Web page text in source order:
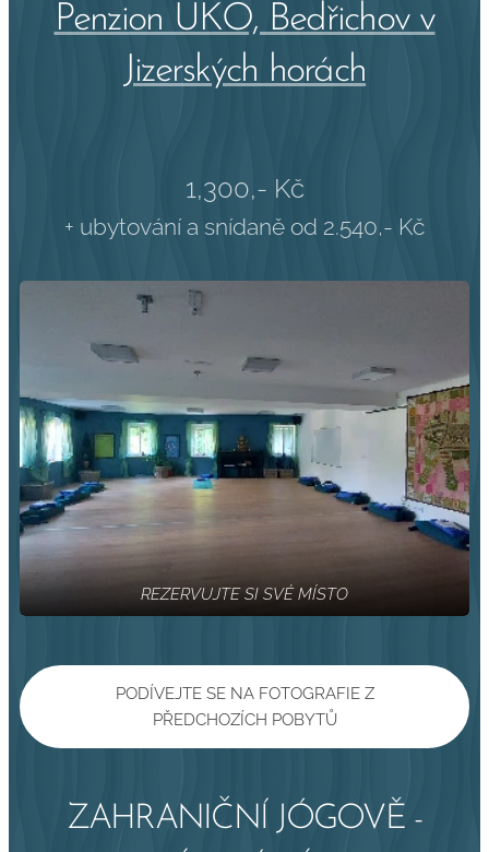
Penzion UKO, Bedřichov v
Jizerských horách
1,300,- Kč
+ ubytování a snídaně od 2.540,- Kč
REZERVUJTE SI SVÉ MÍSTO
PODÍVEJTE SE NA FOTOGRAFIE Z
PŘEDCHOZÍCH POBYTŮ
ZAHRANIČNÍ JÓGOVĚ -